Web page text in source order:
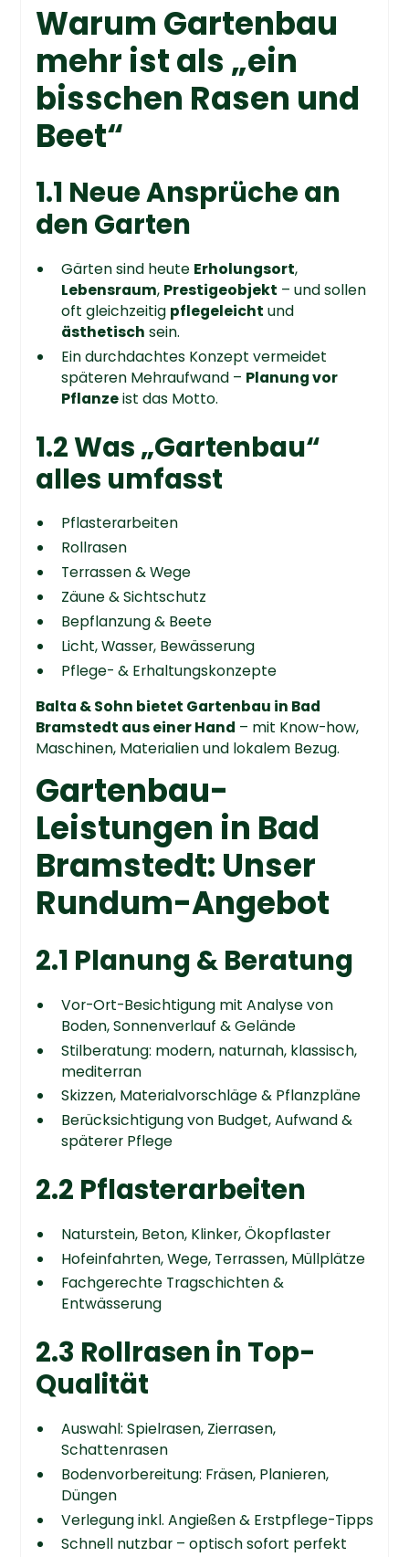
Warum Gartenbau
mehr ist als „ein
bisschen Rasen und
Beet“
1.1 Neue Ansprüche an
den Garten
Gärten sind heute Erholungsort,
Lebensraum, Prestigeobjekt – und sollen
oft gleichzeitig pflegeleicht und
ästhetisch sein.
Ein durchdachtes Konzept vermeidet
späteren Mehraufwand – Planung vor
Pflanzeist das Motto.
1.2 Was „Gartenbau“
alles umfasst
Pflasterarbeiten
Rollrasen
Terrassen & Wege
Zäune & Sichtschutz
Bepflanzung & Beete
Licht, Wasser, Bewässerung
Pflege- & Erhaltungskonzepte
Balta & Sohn bietet Gartenbau in Bad
Bramstedt aus einer Hand – mit Know-how,
Maschinen, Materialien und lokalem Bezug.
Gartenbau-
Leistungen in Bad
Bramstedt: Unser
Rundum-Angebot
2.1 Planung & Beratung
Vor-Ort-Besichtigung mit Analyse von
Boden, Sonnenverlauf & Gelände
Stilberatung: modern, naturnah, klassisch,
mediterran
Skizzen, Materialvorschläge & Pflanzpläne
Berücksichtigung von Budget, Aufwand &
späterer Pflege
2.2 Pflasterarbeiten
Naturstein, Beton, Klinker, Ökopflaster
Hofeinfahrten, Wege, Terrassen, Müllplätze
Fachgerechte Tragschichten &
Entwässerung
2.3 Rollrasen in Top-
Qualität
Auswahl: Spielrasen, Zierrasen,
Schattenrasen
Bodenvorbereitung: Fräsen, Planieren,
Düngen
Verlegung inkl. Angießen & Erstpflege-Tipps
Schnell nutzbar – optisch sofort perfekt